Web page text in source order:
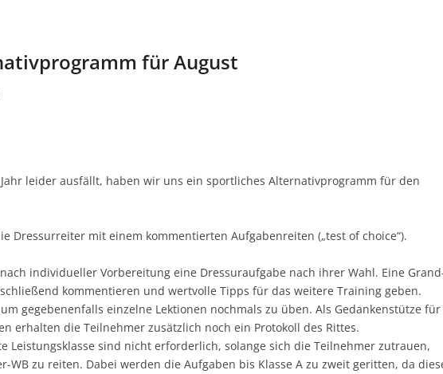
für August
leider ausfällt, haben wir uns ein sportliches Alternativprogramm für den
Dressurreiter mit einem kommentierten Aufgabenreiten („test of choice“).
individueller Vorbereitung eine Dressuraufgabe nach ihrer Wahl. Eine
kommentieren und wertvolle Tipps für das weitere Training geben.
gegebenenfalls einzelne Lektionen nochmals zu üben. Als Gedankenstütze für
erhalten die Teilnehmer zusätzlich noch ein Protokoll des Rittes.
Leistungsklasse sind nicht erforderlich, solange sich die Teilnehmer zutrauen,
WB zu reiten. Dabei werden die Aufgaben bis Klasse A zu zweit geritten, da